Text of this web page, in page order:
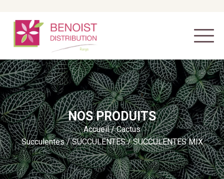
NOS PRODUITS
Accueil/Cactus
Succulentes/SUCCULENTES/ SUCCULENTES MIX